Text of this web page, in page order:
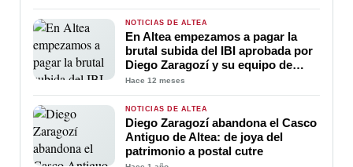
NOTICIAS DE ALTEA
En Altea empezamos a pagar la
brutal subida del IBI aprobada por
Diego Zaragozí y su equipo de
gobierno un 40% más en nuestros
recibos
Hace 12 meses
NOTICIAS DE ALTEA
Diego Zaragozí abandona el Casco
Antiguo de Altea: de joya del
patrimonio a postal cutre